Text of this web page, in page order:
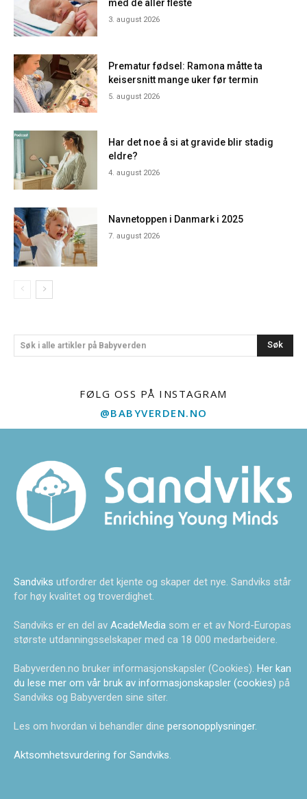
med de aller fleste
3. august 2026
Prematur fødsel: Ramona måtte ta
keisersnitt mange uker før termin
5. august 2026
Har det noe å si at gravide blir stadig
eldre?
4. august 2026
Navnetoppen i Danmark i 2025
7. august 2026
Søk i alle artikler på Babyverden Søk
FØLG OSS PÅ INSTAGRAM
@BABYVERDEN.NO
Sandviks utfordrer det kjente og skaper det nye. Sandviks står
for høy kvalitet og troverdighet.
Sandviks er en del av AcadeMedia som er et av Nord-Europas
største utdanningsselskaper med ca 18 000 medarbeidere.
Babyverden.no bruker informasjonskapsler (Cookies). Her kan
du lese mer om vår bruk av informasjonskapsler (cookies) på
Sandviks og Babyverden sine siter.
Les om hvordan vi behandler dine personopplysninger.
Aktsomhetsvurdering for Sandviks.